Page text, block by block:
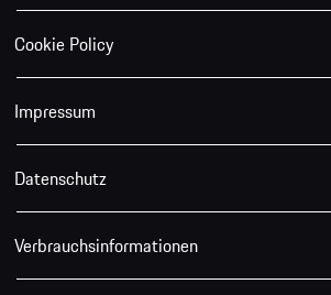
Cookie Policy
Impressum
Datenschutz
Verbrauchsinformationen